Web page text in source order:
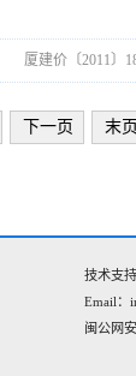
厦建价〔2011〕
下一页 末页
技术支
Email：
闽公网